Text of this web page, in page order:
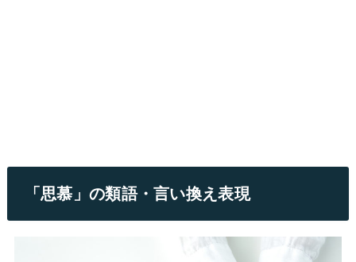
「思慕」の類語・言い換え表現